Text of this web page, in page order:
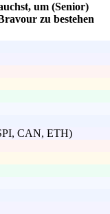
um (Senior)
zu bestehen
CAN, ETH)